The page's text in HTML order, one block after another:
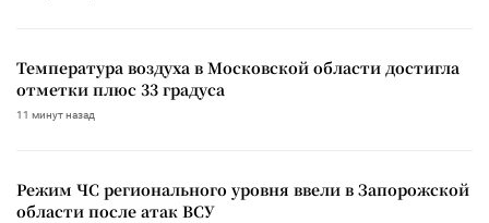
Температура воздуха в Московской области достигла
отметки плюс 33 градуса
11 минут назад
Режим ЧС регионального уровня ввели в Запорожской
области после атак ВСУ